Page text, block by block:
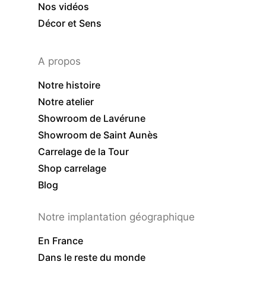
Nos vidéos
Décor et Sens
A propos
Notre histoire
Notre atelier
Showroom de Lavérune
Showroom de Saint Aunès
Carrelage de la Tour
Shop carrelage
Blog
Notre implantation géographique
En France
Dans le reste du monde